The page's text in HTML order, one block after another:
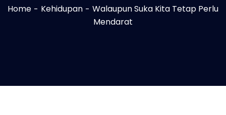
Home Kehidupan
Walaupun Suka Kita Tetap Perlu
Mendarat